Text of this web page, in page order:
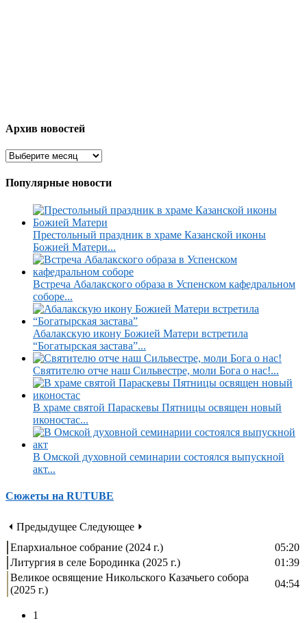
Архив новостей
Популярные новости
Престольный праздник в храме Казанской иконы
Божией Матери...
Встреча Абалакского образа в Успенском кафедральном
соборе...
Абалакскую икону Божией Матери встретила
“Богатырская застава”...
Святителю отче наш Сильвестре, моли Бога о нас!...
В храме святой Параскевы Пятницы освящен новый
иконостас...
В Омской духовной семинарии состоялся выпускной
акт...
Сюжеты на RUTUBE
⏴ Предыдущее Следующее ⏵
Епархиальное собрание (2024 г.)
05:20
Литургия в селе Бородинка (2025 г.)
01:39
Великое освящение Никольского Казачьего собора
(2025 г.)
04:54
1